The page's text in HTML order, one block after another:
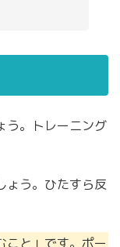
う。トレーニング
ょう。ひたすら反
こと」です。ポー